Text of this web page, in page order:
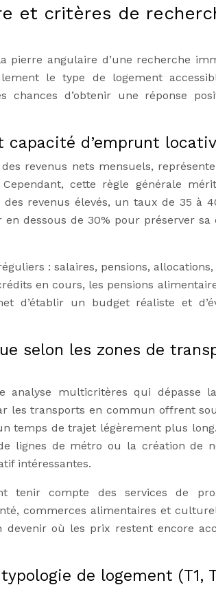
et critères de
pierre angulaire d’une recherche
le type de logement
d’obtenir une réponse
d’emprunt
revenus nets mensuels,
cette règle générale
revenus élevés, un taux de 35 à
dessous de 30% pour préserver sa
: salaires, pensions,
en cours, les pensions
d’établir un budget réaliste et
selon les zones de
analyse multicritères qui dépasse
les transports en commun offrent
de trajet légèrement plus long.
lignes de métro ou la création de
intéressantes.
tenir compte des services de
commerces alimentaires et
où les prix restent encore
de logement (T1,